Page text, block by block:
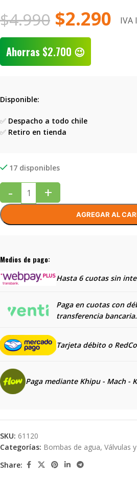
$4.990 $2.290 IVA
Ahorras $2.700 😉
Disponible:
✅ Despacho a todo chile
✅ Retiro en tienda
17 disponibles
- +
AGREGAR AL
Medios de pago:
Hasta 6 cuotas sin
Paga en cuotas con
transferencia bancaria.
Tarjeta débito o
Paga mediante Khipu - Mach -
SKU: 61120
Categorías: Bombas de agua, Válvulas
Share: